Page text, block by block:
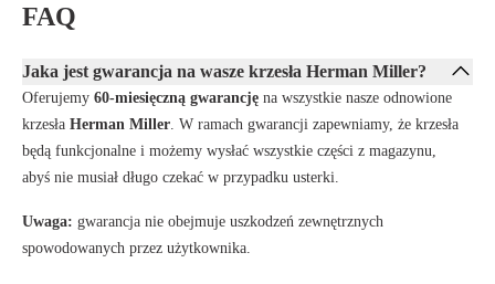
FAQ
Jaka jest gwarancja na wasze krzesła Herman Miller?
Oferujemy 60-miesięczną gwarancję na wszystkie nasze odnowione
krzesła Herman Miller . W ramach gwarancji zapewniamy, że krzesła
będą funkcjonalne i możemy wysłać wszystkie części z magazynu,
abyś nie musiał długo czekać w przypadku usterki.
Uwaga: gwarancja nie obejmuje uszkodzeń zewnętrznych
spowodowanych przez użytkownika.